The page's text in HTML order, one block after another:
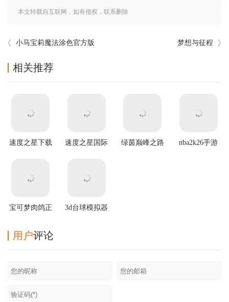
本文转载自互联网，如有侵权，联系删除
小马宝莉魔法涂色官方版 梦想与征程
相关推荐
速度之星下载
速度之星国际
绿茵巅峰之路
nba2k26手游
宝可梦肉鸽正
3d台球模拟器
用户评论